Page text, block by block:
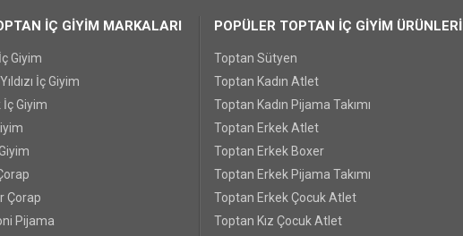
İÇ GİYİM MARKALARI
Giyim
İç Giyim
Giyim
Çorap
Pijama
POPÜLER TOPTAN İÇ GİYİM ÜRÜNLERİ
Toptan Sütyen
Toptan Kadın Atlet
Toptan Kadın Pijama Takımı
Toptan Erkek Atlet
Toptan Erkek Boxer
Toptan Erkek Pijama Takımı
Toptan Erkek Çocuk Atlet
Toptan Kız Çocuk Atlet